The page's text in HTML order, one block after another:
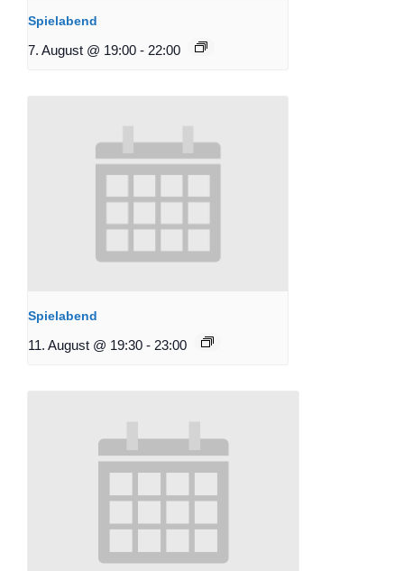
Spielabend
7. August @ 19:00 - 22:00
Spielabend
11. August @ 19:30 - 23:00